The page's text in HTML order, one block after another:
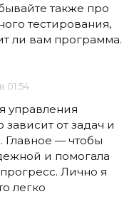
также про
тестирования,
ли вам программа.
01:54
управления
от задач и
Главное — чтобы
и помогала
Лично я
легко